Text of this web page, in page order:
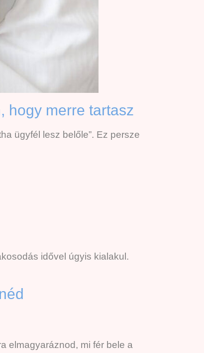
hogy merre tartasz
ügyfél lesz belőle”. Ez persze
idővel úgyis kialakul.
elmagyaráznod, mi fér bele a